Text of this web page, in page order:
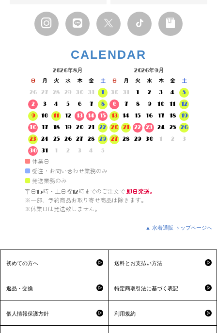
CALENDAR
2026年8月
日 月 火 水 木 金
土
26
27 28 29 30 31
1
2
3 4 5 6 7
8
9
10 11 12 13 14
15
16
17 18 19 20 21
22
23
24 25 26 27 28
29
30
31 1 2 3 4 5
2026年9月
日 月 火 水 木 金
土
30
31 1 2 3 4
5
6
7 8 9 10 11
12
13
14 15 16 17 18
19
20
21 22 23 24 25
26
27
28 29 30 1 2 3
■ 休業日
■ 受注・お問い合わせ業務のみ
■ 発送業務のみ
平日15時・土日祝12時までのご注文で 即日発送。
※一部、予約商品お取り寄せ商品は除きます。
※休業日は発送致しません。
▲ 水着通販 トップページへ
初めての方へ 送料とお支払い方法
返品・交換 特定商取引法に基づく表記
個人情報保護方針 利用規約